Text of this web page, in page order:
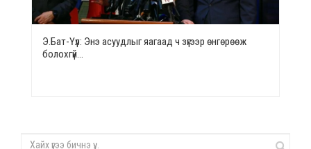
Э.Бат-Үүл: Энэ асуудлыг яагаад ч зүгээр өнгөрөөж
болохгүй…